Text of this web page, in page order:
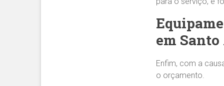
em
Enfim, com a
o orçamento.